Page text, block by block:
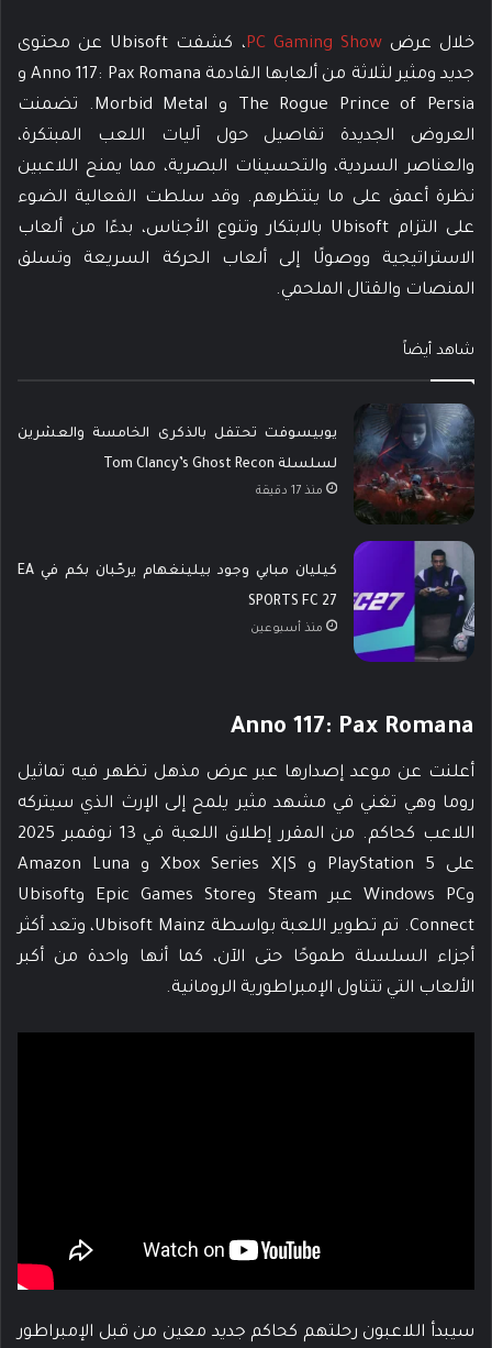
خلال عرضPC Gaming Show
، كشفت Ubisoft عن محتوى
جديد ومثير لثلاثة من ألعابها القادمة Anno 117: Pax Romana و
The Rogue Prince of Persia و Morbid Metal. تضمنت
العروض الجديدة تفاصيل حول آليات اللعب المبتكرة،
والعناصر السردية، والتحسينات البصرية، مما يمنح اللاعبين
نظرة أعمق على ما ينتظرهم. وقد سلطت الفعالية الضوء
على التزام Ubisoft بالابتكار وتنوع الأجناس، بدءًا من ألعاب
الاستراتيجية ووصولًا إلى ألعاب الحركة السريعة وتسلق
المنصات والقتال الملحمي.
شاهد أيضاً
يوبيسوفت تحتفل بالذكرى الخامسة والعشرين
لسلسلة Tom Clancy’s Ghost Recon
منذ 17 دقيقة
كيليان مبابي وجود بيلينغهام يرحّبان بكم في EA
SPORTS FC 27
منذ أسبوعين
Anno 117: Pax Romana
أعلنت عن موعد إصدارها عبر عرض مذهل تظهر فيه تماثيل
روما وهي تغني في مشهد مثير يلمح إلى الإرث الذي سيتركه
اللاعب كحاكم. من المقرر إطلاق اللعبة في 13 نوفمبر 2025
على PlayStation 5 و Xbox Series X|S و Amazon Luna
وWindows PC عبر Steam وEpic Games Store وUbisoft
Connect. تم تطوير اللعبة بواسطة Ubisoft Mainz، وتعد أكثر
أجزاء السلسلة طموحًا حتى الآن، كما أنها واحدة من أكبر
الألعاب التي تتناول الإمبراطورية الرومانية.
سيبدأ اللاعبون رحلتهم كحاكم جديد معين من قبل الإمبراطور